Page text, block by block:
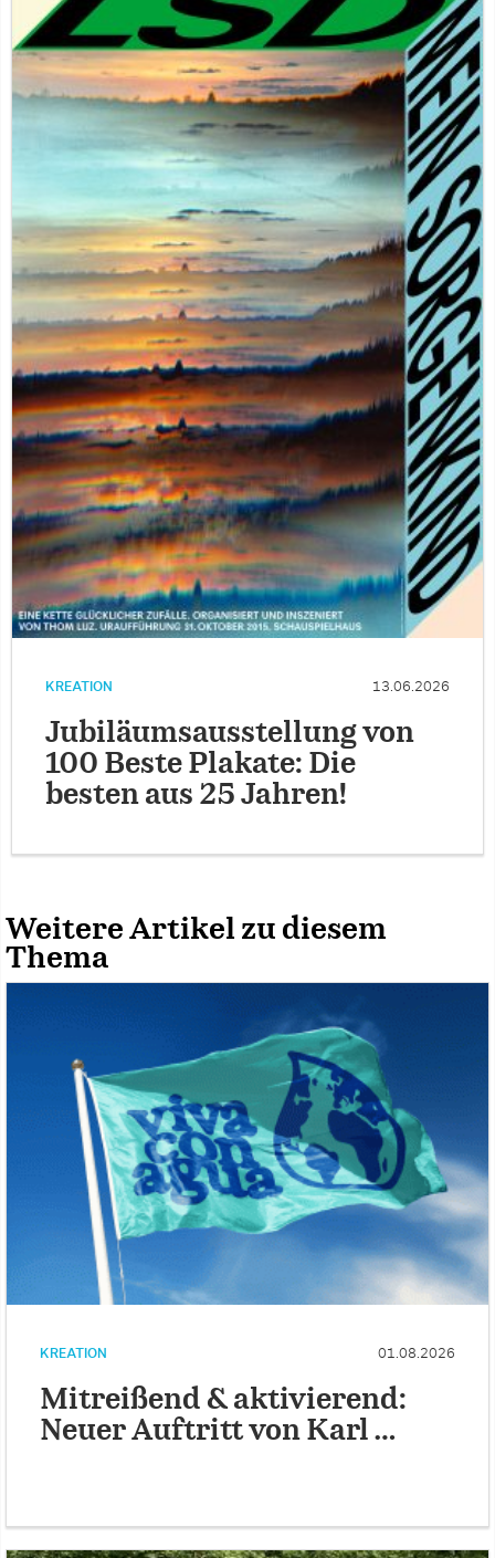
KREATION 13.06.2026
Jubiläumsausstellung von
100 Beste Plakate: Die
besten aus 25 Jahren!
Weitere Artikel zu diesem
Thema
KREATION 01.08.2026
Mitreißend & aktivierend:
Neuer Auftritt von Karl …